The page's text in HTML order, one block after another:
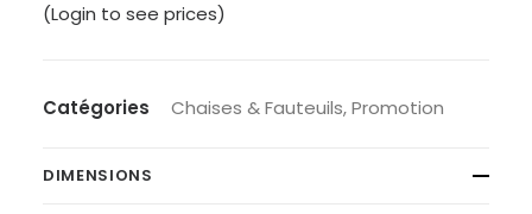
(Login to see prices)
Catégories Chaises & Fauteuils,Promotion
DIMENSIONS